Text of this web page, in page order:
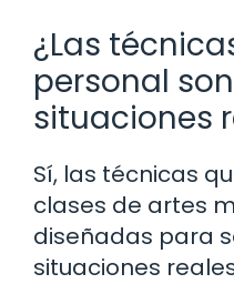
¿Las
personal
situaciones
Sí, las técnicas
clases de artes
diseñadas para
situaciones